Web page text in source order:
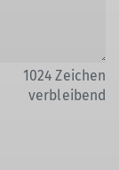
1024 Zeichen
verbleibend